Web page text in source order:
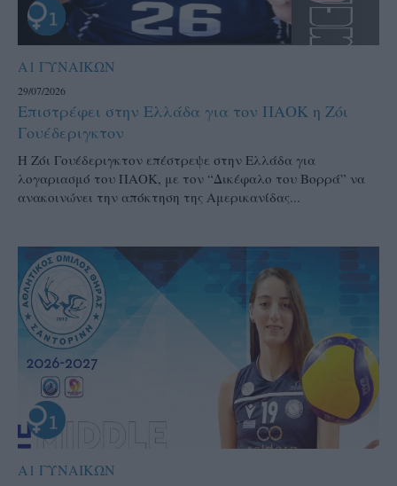
Α1 ΓΥΝΑΙΚΩΝ
29/07/2026
Επιστρέφει στην Ελλάδα για τον ΠΑΟΚ η Ζόι
Γουέδεριγκτον
Η Ζόι Γουέδεριγκτον επέστρεψε στην Ελλάδα για
λογαριασμό του ΠΑΟΚ, με τον “Δικέφαλο του Βορρά” να
ανακοινώνει την απόκτηση της Αμερικανίδας...
Α1 ΓΥΝΑΙΚΩΝ